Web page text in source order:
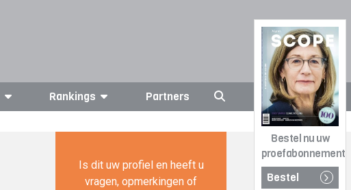
Bestel nu uw
proefabonnement
Bestel
Rankings Partners
Is dit uw profiel en heeft u
vragen, opmerkingen of